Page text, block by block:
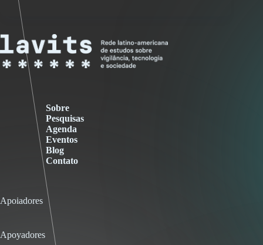
Sobre
Pesquisas
Agenda
Eventos
Blog
Contato
Apoiadores
Apoyadores